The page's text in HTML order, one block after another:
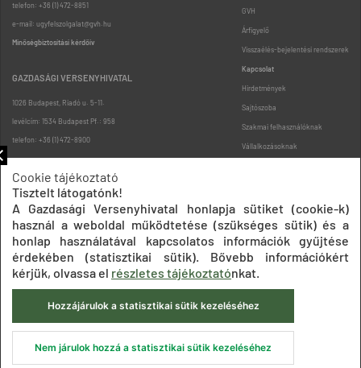
telefon: +36 (1) 472-8851
e-mail: ugyfelszolgalat@gvh.hu
Minőségbiztosítási kérdőív
GAZDASÁGI VERSENYHIVATAL
1026 Budapest, Riadó u. 5-11.
levélcím: 1534 Budapest Pf.: 958
telefon: +36 (1) 472-8900
GVH
Árfigyelő
Visszaélés-bejelentési rendszerek
Kapcsolat
Hirdetmények
Sajtószoba
Szakmai felhasználóknak
Vállalkozásoknak
Oldaltérkép
Impresszum Adatkezelési tájékoztatók
Akadálymentesítési nyilatkozat
Közadatkereső
Süti beállítások ÁSZF
© 2020 Gazdasági Versenyhivatal
Cookie tájékoztató
Tisztelt látogatónk!
A Gazdasági Versenyhivatal honlapja sütiket (cookie-k)
használ a weboldal működtetése (szükséges sütik) és a
honlap használatával kapcsolatos információk gyűjtése
érdekében (statisztikai sütik). Bővebb információkért
kérjük, olvassa el részletes tájékoztatónkat.
Hozzájárulok a statisztikai sütik kezeléséhez
Nem járulok hozzá a statisztikai sütik kezeléséhez